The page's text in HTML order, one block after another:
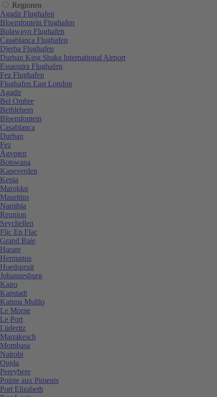
Regionen
Agadir Flughafen
Bloemfontein Flughafen
Bulawayo Flughafen
Casablanca Flughafen
Djerba Flughafen
Durban King Shaka International Airport
Essaouira Flughafen
Fez Flughafen
Flughafen East London
Agadir
Bel Ombre
Bethlehem
Bloemfontein
Casablanca
Durban
Fez
Ägypten
Botswana
Kapeverden
Kenia
Marokko
Mauritius
Namibia
Reunion
Seychellen
Flic En Flac
Grand Baie
Harare
Hermanus
Hoedspruit
Johannesburg
Kairo
Kapstadt
Katima Mulilo
Le Morne
Le Port
Lüderitz
Marrakesch
Mombasa
Nairobi
Oujda
Pereybere
Pointe aux Piments
Port Elizabeth